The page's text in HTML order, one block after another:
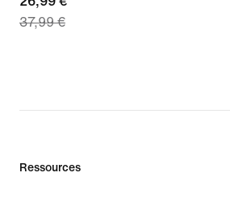
price
37,99 €
37,99 €
Ressources